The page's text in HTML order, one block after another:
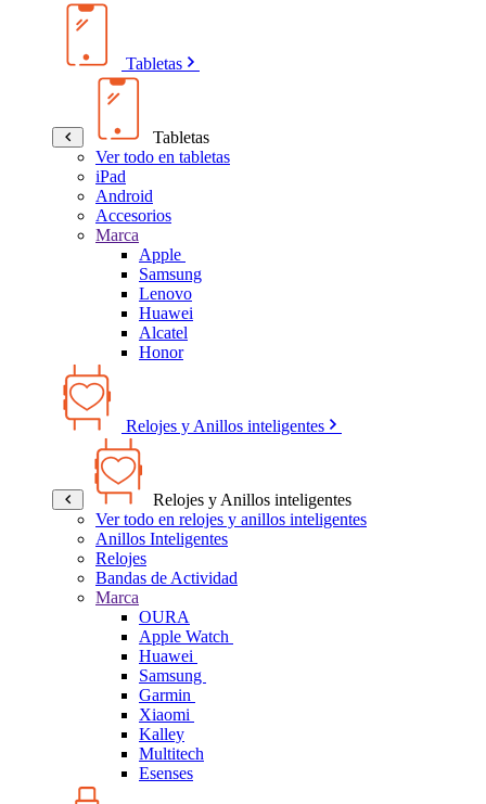
Tabletas
Tabletas
Ver todo en tabletas
iPad
Android
Accesorios
Marca
Apple
Samsung
Lenovo
Huawei
Alcatel
Honor
Relojes y Anillos inteligentes
Relojes y Anillos inteligentes
Ver todo en relojes y anillos inteligentes
Anillos Inteligentes
Relojes
Bandas de Actividad
Marca
OURA
Apple Watch
Huawei
Samsung
Garmin
Xiaomi
Kalley
Multitech
Esenses